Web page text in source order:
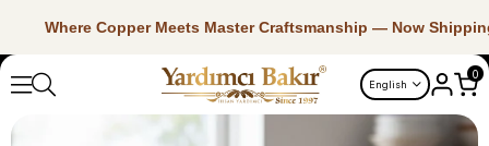
Where Copper Meets Master Craftsmanship — Now
English
0